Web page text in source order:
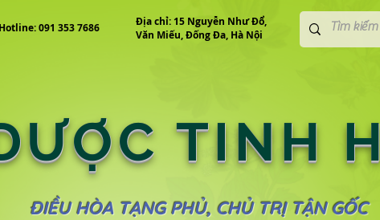
Hotline: 091 353 7686
Địa chỉ: 15 Nguyễn Như Đổ,
Văn Miếu, Đống Đa, Hà Nội
TINH
ĐIỀU HÒA TẠNG PHỦ, CHỦ TRỊ TẬN GỐC